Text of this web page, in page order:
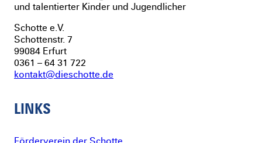
und talentierter Kinder und Jugendlicher
Schotte e.V.
Schottenstr. 7
99084 Erfurt
0361 – 64 31 722
kontakt@dieschotte.de
LINKS